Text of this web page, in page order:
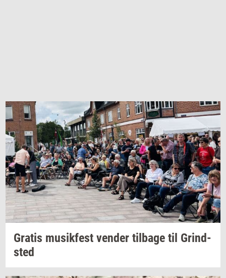
Gra­tis mu­sik­fest ven­der til­ba­ge til Grind­
sted